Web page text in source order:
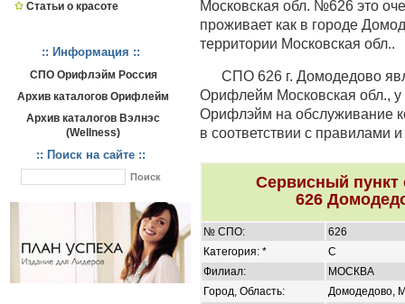
Статьи о красоте
:: Информация ::
СПО Орифлэйм Россия
Архив каталогов Орифлейм
Архив каталогов Вэлнэс
(Wellness)
:: Поиск на сайте ::
Московская обл. №626 это
проживает как в городе
территории Московская обл..
СПО 626 г. Домодедово
Орифлейм Московская обл., у
Орифлэйм на обслуживание
в соответствии с правилами
Сервисный
626
№ СПО:
626
Категория: *
C
Филиал:
МОСКВА
Город, Область:
Домодедово,